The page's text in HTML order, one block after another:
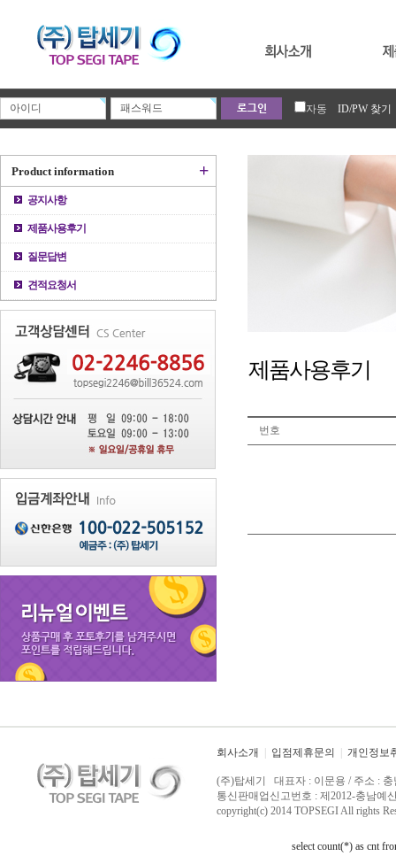
자동 ID/PW 찾기
Product information +
공지사항
제품사용후기
질문답변
견적요청서
제품사용후기
번호
회사소개 입점제휴문의 개인정보
(주)탑세기 대표자 : 이문용 / 주소 : 충
통신판매업신고번호 : 제2012-충남예
copyright(c) 2014 TOPSEGI All rights
select count(*) as cnt